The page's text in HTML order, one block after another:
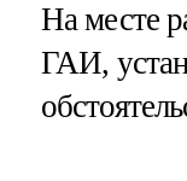
На месте
ГАИ,